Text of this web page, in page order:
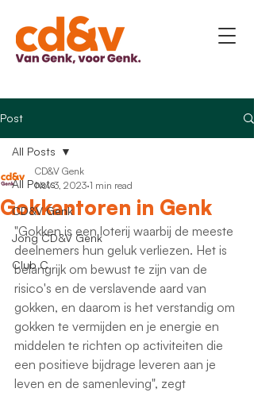
Post
All Posts
CD&V Genk
Jong CD&V Genk
Club C
All Posts
Gokkantoren in Genk
CD&V Genk
Nov 3, 2023 1 min read
"Gokken is een loterij waarbij de meeste
deelnemers hun geluk verliezen. Het is
belangrijk om bewust te zijn van de
risico's en de verslavende aard van
gokken, en daarom is het verstandig om
gokken te vermijden en je energie en
middelen te richten op activiteiten die
een positieve bijdrage leveren aan je
leven en de samenleving", zegt